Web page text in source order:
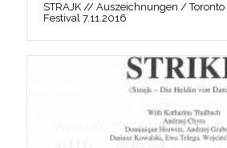
STRAJK // Auszeichnungen /
Festival 7.11.2016